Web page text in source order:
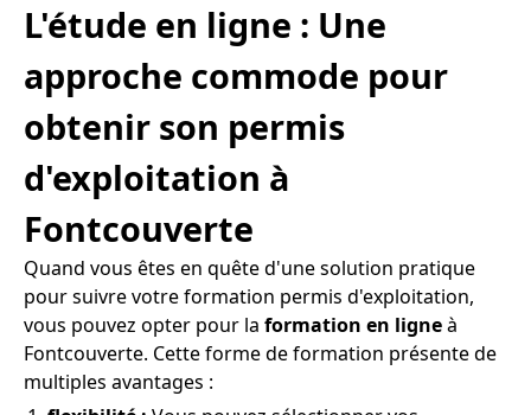
L'étude en ligne : Une
approche commode pour
obtenir son permis
d'exploitation à
Fontcouverte
Quand vous êtes en quête d'une solution pratique
pour suivre votre formation permis d'exploitation,
vous pouvez opter pour la formation en ligneà
Fontcouverte. Cette forme de formation présente de
multiples avantages :